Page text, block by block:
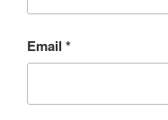
Email *